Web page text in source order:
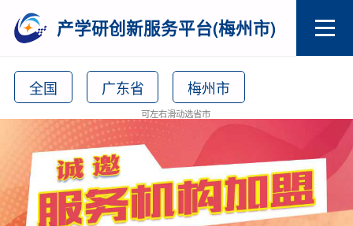
产学研创新服务平台(梅州市)
全国 广东省 梅州市
可左右滑动选省市